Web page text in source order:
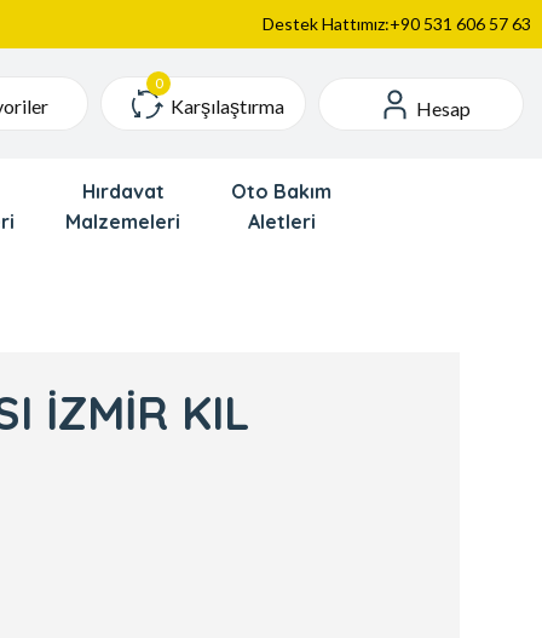
Destek Hattımız:+90 531 606 57 63
Karşılaştırma Hesap
Hırdavat
Malzemeleri
Oto Bakım
Aletleri
İZMİR KIL